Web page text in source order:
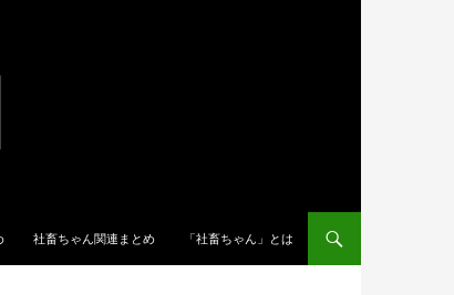
社畜ちゃん関連まとめ 「社畜ちゃん」とは